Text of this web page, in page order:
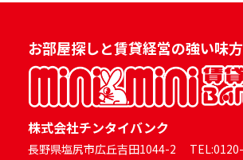
お部屋探しと賃貸経営の強い味方
株式会社チンタイバンク
長野県塩尻市広丘吉田1044-2